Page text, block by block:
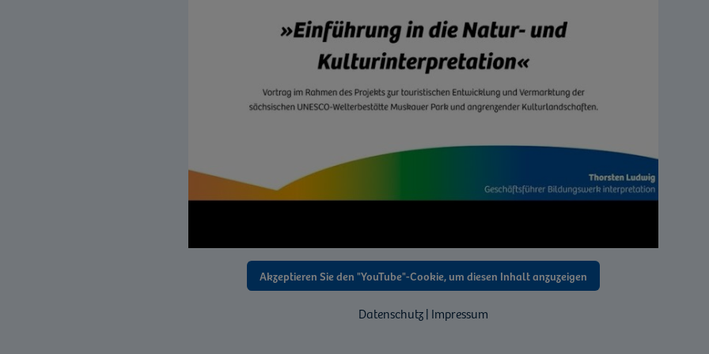
Akzeptieren Sie den "YouTube"-Cookie, um diesen Inhalt anzuzeigen
Datenschutz | Impressum